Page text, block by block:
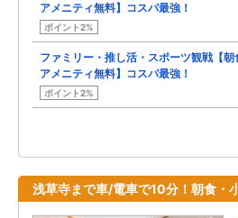
アメニティ無料】コスパ最強！
ポイント2%
ファミリー・推し活・スポーツ観戦【朝
アメニティ無料】コスパ最強！
ポイント2%
浅草寺まで車/電車で10分！朝食・